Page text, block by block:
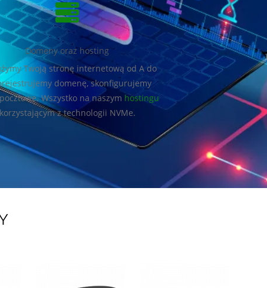
Domeny oraz hosting
Twoją stronę internetową od A do
domenę, skonfigurujemy
Wszystko na naszym hostingu
korzystającym z technologii NVMe.